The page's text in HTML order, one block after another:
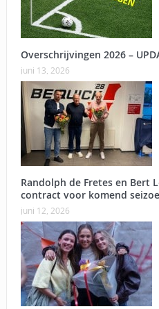
Overschrijvingen 2026 –
juni 13, 2026
Randolph de Fretes en Bert
contract voor komend
juni 12, 2026